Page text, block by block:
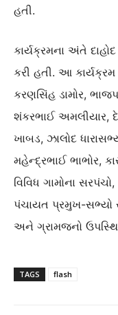
હતી.
કાર્યક્રમના અંતે
કરી હતી. આ
કરણસિંહ ડામોર,
શંકરભાઈ અમલીયાર,
ખાબડ, ઝાલોદ
મહેન્દ્રભાઈ ભાભોર,
વિવિધ ગામોના
પંચાયત પ્રમુખ-સભ્યો
અને ગ્રામજનો
TAGS flash